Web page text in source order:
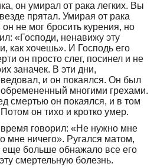
он умирал от рака легких. Вы
прятал. Умирая от рака
не мог бросить курения, но
«Господи, ненавижу эту
как хочешь». И Господь его
он просто слег, посинел и не
заначек. В эти дни,
и он покаялся. Он был
многими грехами.
смертью он покаялся, и в том
он тихо и кротко умер.
время говорил: «Не нужно мне
мне ничего». Ругался матом,
еще больше обнажало все его
смертельную болезнь.